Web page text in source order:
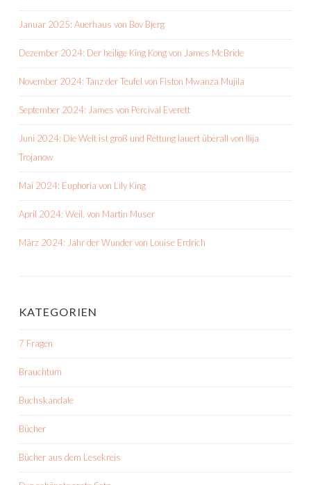
Januar 2025: Auerhaus von Bov Bjerg
Dezember 2024: Der heilige King Kong von James McBride
November 2024: Tanz der Teufel von Fiston Mwanza Mujila
September 2024: James von Percival Everett
Juni 2024: Die Welt ist groß und Rettung lauert überall von Ilija
Trojanow
Mai 2024: Euphoria von Lily King
April 2024: Weil. von Martin Muser
März 2024: Jahr der Wunder von Louise Erdrich
KATEGORIEN
7 Fragen
Brauchtum
Buchskandale
Bücher
Bücher aus dem Lesekreis